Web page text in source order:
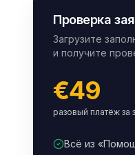
Проверка
Загрузите
и получите
€49
разовый платёж за
Всё из